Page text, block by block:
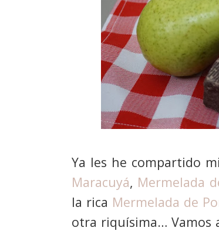
Ya les he compartido
Maracuyá, Mermelada
la rica Mermelada de
otra riquísima… Vamos